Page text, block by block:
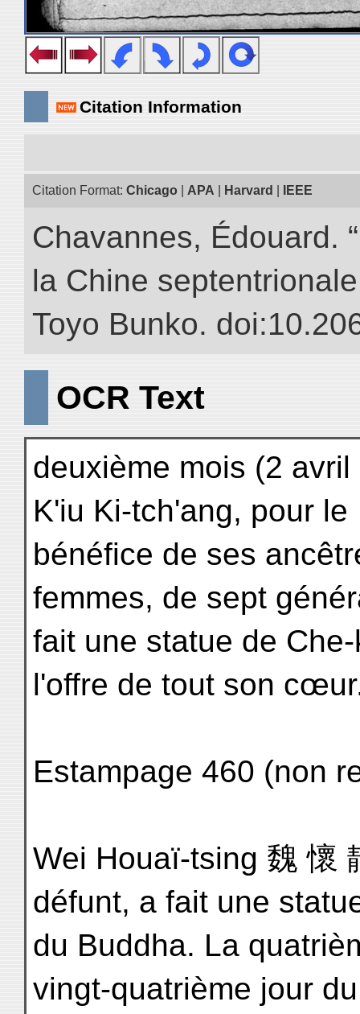
Citation Information
Citation Format: Chicago APA Harvard IEEE
Chavannes, Édouard.
la Chine
Toyo Bunko.
OCR Text
deuxième mois (2
K'iu Ki-tch'ang, pour le
bénéfice de ses
femmes, de sept
fait une statue de
l'offre de tout son
Estampage 460 (non
Wei Houaï-tsing 魏 懷
défunt, a fait une
du Buddha. La
vingt-quatrième jour du